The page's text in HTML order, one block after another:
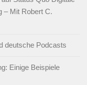
– Mit Robert C.
deutsche Podcasts
Einige Beispiele